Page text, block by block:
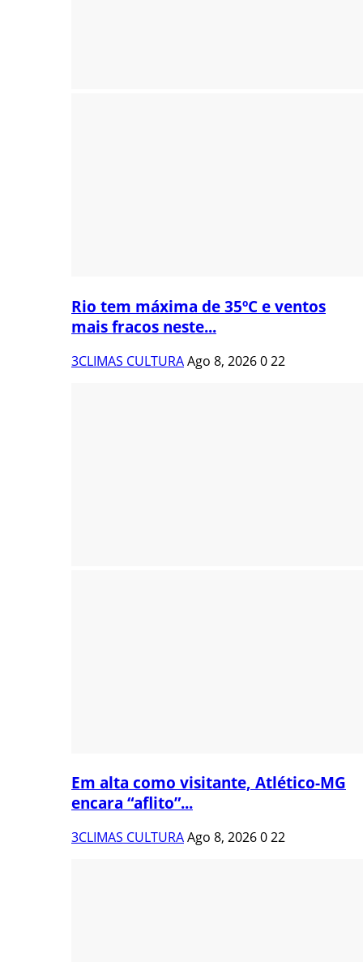
Rio tem máxima de 35ºC e ventos
mais fracos neste...
3CLIMAS CULTURAAgo 8, 2026022
Em alta como visitante, Atlético-MG
encara “aflito”...
3CLIMAS CULTURAAgo 8, 2026022